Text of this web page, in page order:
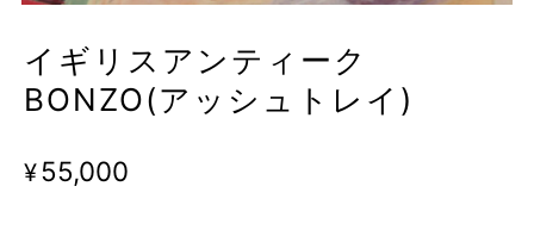
イギリスアンティーク
BONZO(アッシュトレイ)
¥55,000